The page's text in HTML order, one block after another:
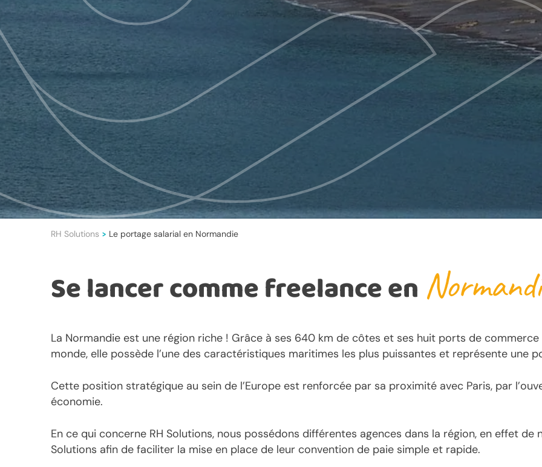
RH Solutions > Le portage salarial en Normandie
Se lancer comme freelance en
La Normandie est une région riche ! Grâce à ses 640 km de côtes et ses huit ports de
monde, elle possède l’une des caractéristiques maritimes les plus puissantes et représente une
Cette position stratégique au sein de l’Europe est renforcée par sa proximité avec Paris, par
économie.
En ce qui concerne RH Solutions, nous possédons différentes agences dans la région, en effet
Solutions afin de faciliter la mise en place de leur convention de paie simple et rapide.